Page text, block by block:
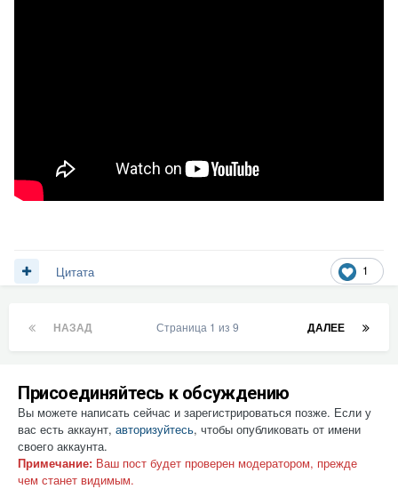
1
Цитата
НАЗАД ДАЛЕЕ
Страница 1 из 9
Присоединяйтесь к обсуждению
Вы можете написать сейчас и зарегистрироваться позже. Если у
вас есть аккаунт, авторизуйтесь, чтобы опубликовать от имени
своего аккаунта.
Примечание: Ваш пост будет проверен модератором, прежде
чем станет видимым.